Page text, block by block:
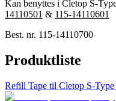
Kan benyttes i Cletop S-
14110501 & 115-14110601
Best. nr. 115-14110700
Produktliste
Refill Tape til Cletop S-